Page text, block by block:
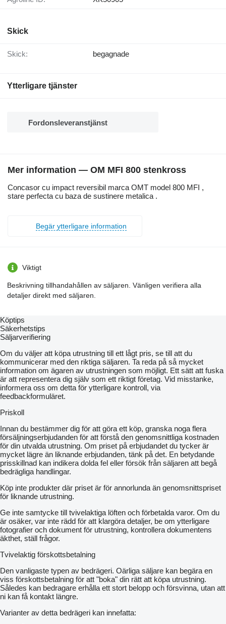
Skick
Skick: begagnade
Ytterligare tjänster
Fordonsleveranstjänst
Mer information — OM MFI 800 stenkross
Concasor cu impact reversibil marca OMT model 800 MFI ,
stare perfecta cu baza de sustinere metalica .
Begär ytterligare information
Viktigt
Beskrivning tillhandahållen av säljaren. Vänligen verifiera alla
detaljer direkt med säljaren.
Köptips
Säkerhetstips
Säljarverifiering
Om du väljer att köpa utrustning till ett lågt pris, se till att du
kommunicerar med den riktiga säljaren. Ta reda på så mycket
information om ägaren av utrustningen som möjligt. Ett sätt att fuska
är att representera dig själv som ett riktigt företag. Vid misstanke,
informera oss om detta för ytterligare kontroll, via
feedbackformuläret.
Priskoll
Innan du bestämmer dig för att göra ett köp, granska noga flera
försäljningserbjudanden för att förstå den genomsnittliga kostnaden
för din utvalda utrustning. Om priset på erbjudandet du tycker är
mycket lägre än liknande erbjudanden, tänk på det. En betydande
prisskillnad kan indikera dolda fel eller försök från säljaren att begå
bedrägliga handlingar.
Köp inte produkter där priset är för annorlunda än genomsnittspriset
för liknande utrustning.
Ge inte samtycke till tvivelaktiga löften och förbetalda varor. Om du
är osäker, var inte rädd för att klargöra detaljer, be om ytterligare
fotografier och dokument för utrustning, kontrollera dokumentens
äkthet, ställ frågor.
Tvivelaktig förskottsbetalning
Den vanligaste typen av bedrägeri. Oärliga säljare kan begära en
viss förskottsbetalning för att "boka" din rätt att köpa utrustning.
Således kan bedragare erhålla ett stort belopp och försvinna, utan att
ni kan få kontakt längre.
Varianter av detta bedrägeri kan innefatta: